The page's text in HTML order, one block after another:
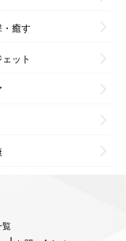
癒す
ット
覧